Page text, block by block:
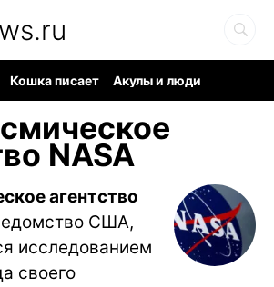
Кошка писает
Акулы и люди
NASA
агентство
США,
исследованием
своего